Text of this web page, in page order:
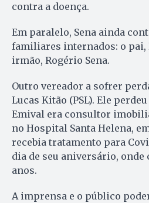
contra a doença.
Em paralelo, Sena ainda
familiares internados: o pai,
irmão, Rogério Sena.
Outro vereador a sofrer
Lucas Kitão (PSL). Ele
Emival era consultor
no Hospital Santa Helena,
recebia tratamento para
dia de seu aniversário,
anos.
A imprensa e o público